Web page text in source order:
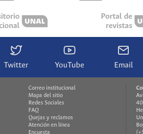
Portal de
revistas
Twitter YouTube Email
Correo institucional
Mapa del sitio
Redes Sociales
FAQ
Quejas y reclamos
Atención en línea
Encuesta